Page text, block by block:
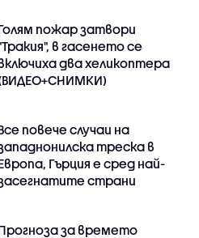
пожар затвори
в гасенето се
два хеликоптера
повече случаи на
треска в
Гърция е сред най-
страни
за времето